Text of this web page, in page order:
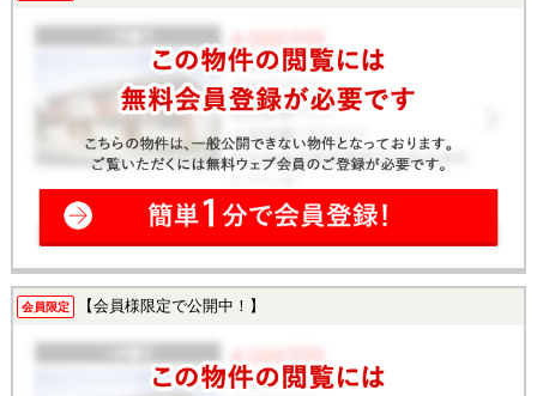
会員限定 【会員様限定で公開中！】